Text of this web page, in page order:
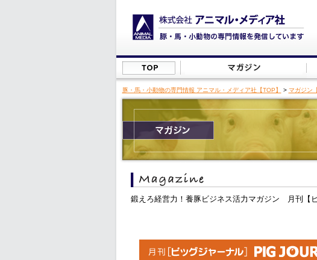
豚・馬・小動物の専門情報 アニマル・メディア社【TOP】 > マガジン
鍛えろ経営力！養豚ビジネス活力マガジン 月刊【